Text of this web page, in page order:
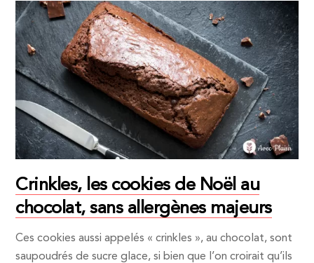
Crinkles, les cookies de Noël au
chocolat, sans allergènes majeurs
Ces cookies aussi appelés « crinkles », au chocolat, sont
saupoudrés de sucre glace, si bien que l’on croirait qu’ils